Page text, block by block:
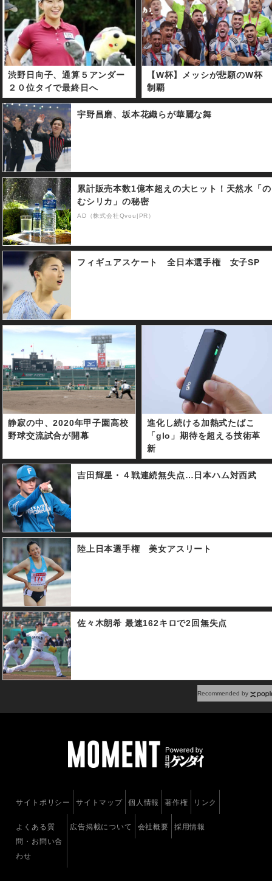
渋野日向子、通算５アンダー
２０位タイで最終日へ
【W杯】メッシが悲願のW杯
制覇
宇野昌磨、坂本花織らが華麗な舞
累計販売本数1億本超えの大ヒット！天然水「の
むシリカ」の秘密
AD（株式会社Qvou|PR）
フィギュアスケート 全日本選手権 女子SP
静寂の中、2020年甲子園高校
野球交流試合が開幕
進化し続ける加熱式たばこ
「glo」期待を超える技術革
新
吉田輝星・４戦連続無失点…日本ハム対西武
陸上日本選手権 美女アスリート
佐々木朗希 最速162キロで2回無失点
Recommended by
サイトポリシー サイトマップ 個人情報 著作権 リンク
よくある質
問・お問い合
わせ
広告掲載について 会社概要 採用情報